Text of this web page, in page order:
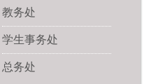
教务处
学生事务处
总务处